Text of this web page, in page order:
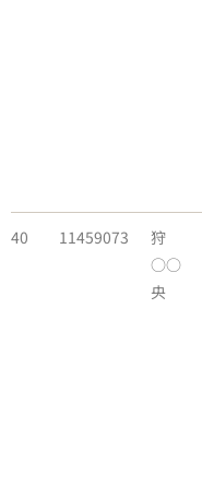
40 11459073
狩
○○
央